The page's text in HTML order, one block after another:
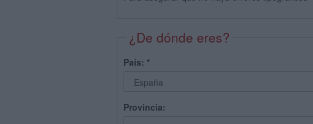
¿De dónde eres?
País: *
Provincia: